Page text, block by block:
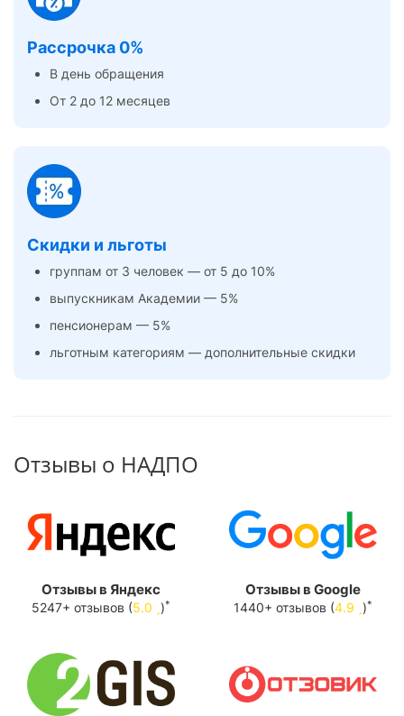
Рассрочка 0%
В день обращения
От 2 до 12 месяцев
Скидки и льготы
группам от 3 человек — от 5 до 10%
выпускникам Академии — 5%
пенсионерам — 5%
льготным категориям — дополнительные скидки
Отзывы о НАДПО
Отзывы в Яндекс
5247+ отзывов (5.0 )*
Отзывы в Google
1440+ отзывов (4.9 )*